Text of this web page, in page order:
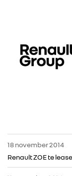
RENAULT GROUP
18 november 2014
Renault ZOE te